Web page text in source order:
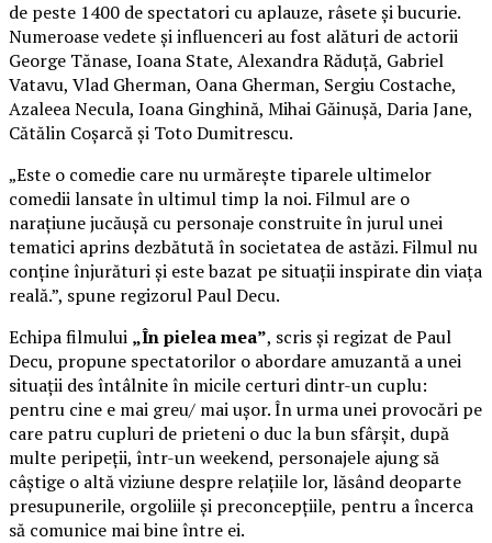
de peste 1400 de spectatori cu aplauze, râsete și bucurie.
Numeroase vedete și influenceri au fost alături de actorii
George Tănase, Ioana State, Alexandra Răduță, Gabriel
Vatavu, Vlad Gherman, Oana Gherman, Sergiu Costache,
Azaleea Necula, Ioana Ginghină, Mihai Găinușă, Daria Jane,
Cătălin Coșarcă și Toto Dumitrescu.
„Este o comedie care nu urmărește tiparele ultimelor
comedii lansate în ultimul timp la noi. Filmul are o
narațiune jucăușă cu personaje construite în jurul unei
tematici aprins dezbătută în societatea de astăzi. Filmul nu
conține înjurături și este bazat pe situații inspirate din viața
reală.”, spune regizorul Paul Decu.
Echipa filmului „În pielea mea”, scris și regizat de Paul
Decu, propune spectatorilor o abordare amuzantă a unei
situații des întâlnite în micile certuri dintr-un cuplu:
pentru cine e mai greu/ mai ușor. În urma unei provocări pe
care patru cupluri de prieteni o duc la bun sfârșit, după
multe peripeții, într-un weekend, personajele ajung să
câștige o altă viziune despre relațiile lor, lăsând deoparte
presupunerile, orgoliile și preconcepțiile, pentru a încerca
să comunice mai bine între ei.